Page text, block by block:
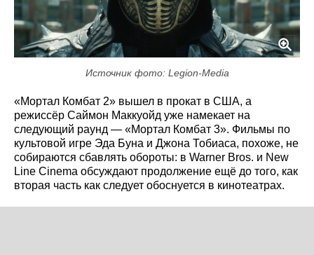
Источник фото: Legion-Media
«Мортал Комбат 2» вышел в прокат в США, а
режиссёр Саймон Маккуойд уже намекает на
следующий раунд — «Мортал Комбат 3». Фильмы по
культовой игре Эда Буна и Джона Тобиаса, похоже, не
собираются сбавлять обороты: в Warner Bros. и New
Line Cinema обсуждают продолжение ещё до того, как
вторая часть как следует обоснуется в кинотеатрах.